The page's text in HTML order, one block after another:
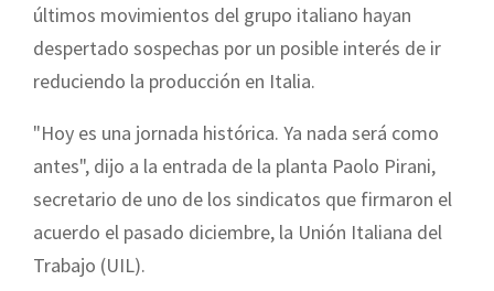
últimos movimientos del grupo italiano hayan
despertado sospechas por un posible interés de ir
reduciendo la producción en Italia.
"Hoy es una jornada histórica. Ya nada será como
antes", dijo a la entrada de la planta Paolo Pirani,
secretario de uno de los sindicatos que firmaron el
acuerdo el pasado diciembre, la Unión Italiana del
Trabajo (UIL).